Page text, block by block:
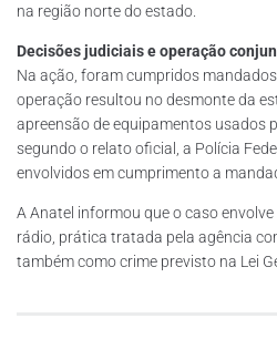
na região norte do estado.
Decisões judiciais e operação
Na ação, foram cumpridos
operação resultou no desmonte da
apreensão de equipamentos usados
segundo o relato oficial, a Polícia
envolvidos em cumprimento a
A Anatel informou que o caso
rádio, prática tratada pela agência
também como crime previsto na Lei